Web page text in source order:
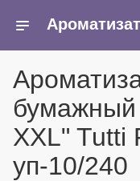
бумажный
XXL" Tutti
уп-10/240